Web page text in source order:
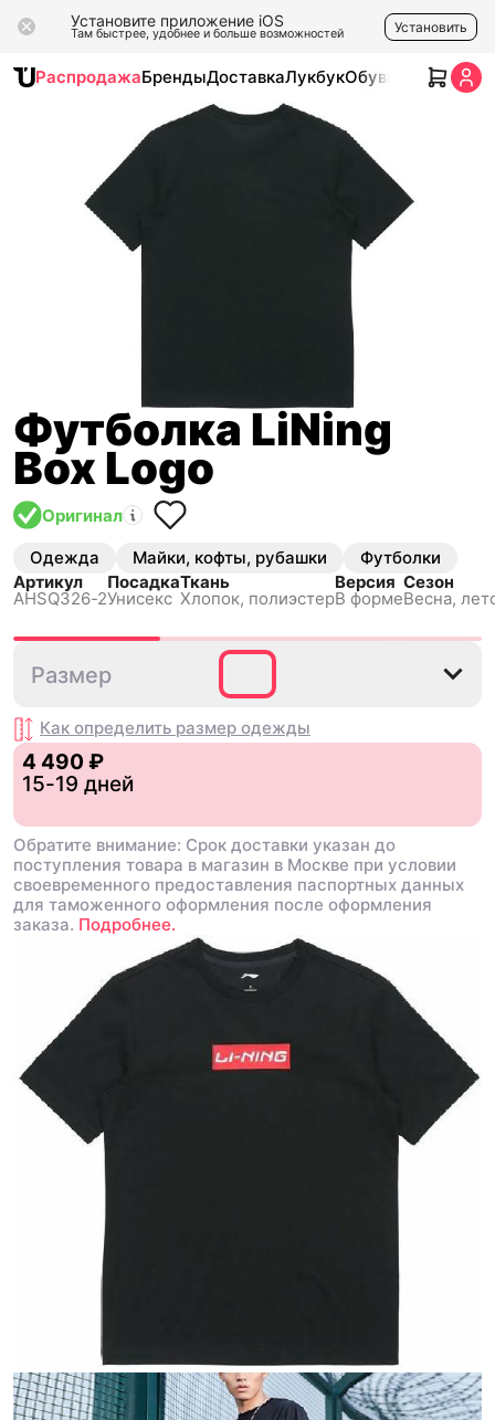
Установите приложение iOS
Там быстрее, удобнее и больше возможностей Установить
РаспродажаБрендыДоставкаЛукбукОбувь Одежда
Футболка LiNing
Box Logo
Оригинал
Одежда Майки, кофты, рубашки
Футболки
Артикул
AHSQ326-2
Посадка
Унисекс
Ткань
Хлопок, полиэстер
Версия
В форме
Сезон
Весна,
Размер
Как определить размер одежды
4 490 ₽
15-19 дней
Обратите внимание: Срок доставки указан до
поступления товара в магазин в Москве при условии
своевременного предоставления паспортных данных
для таможенного оформления после оформления
заказа. Подробнее.